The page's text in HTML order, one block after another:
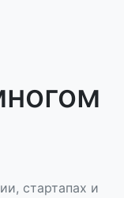
стартапах и